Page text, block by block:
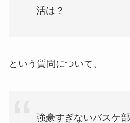
活は？
という質問について、
強豪すぎないバスケ部